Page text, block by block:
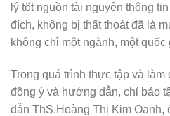
lý tốt nguồn tài nguyên thông
đích, không bị thất thoát đã là
không chỉ một ngành, một
Trong quá trình thực tập và
đồng ý và hướng dẫn, chỉ bảo
dẫn ThS.Hoàng Thị Kim